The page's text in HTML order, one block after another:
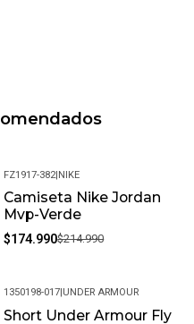
-19%
FZ1917-382|NIKE
Camiseta Nike Jordan
Mvp-Verde
$174.990$214.990
-23%
1350198-017 UNDER ARMOUR
Short Under Armour Fly